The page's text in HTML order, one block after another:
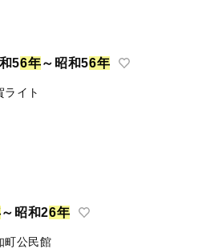
56年～昭和56年
ライト
～昭和26年
町公民館